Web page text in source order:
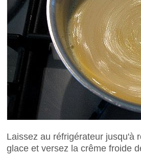
Laissez au réfrigérateur jusqu'à
glace et versez la crême froide